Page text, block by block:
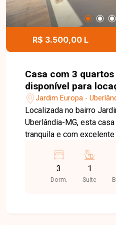
imóvel ideal para morar
qualidade.
R$ 3.500,00 L
Casa com 3
disponível para
em Uberlândia-MG
Jardim Europa -
Localizada no bairro
Uberlândia-MG, esta
tranquila e com
cidade e proximidade
escolas, farmácias,
serviços,
3
Dorm.
1
Suite